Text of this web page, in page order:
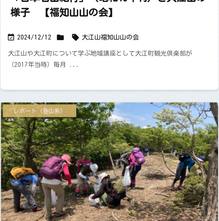
様子 【福知山山の会】
 2024/12/12   大江山福知山山の会
大江山や大江町について学ぶ地域講座として大江町観光倶楽部が
（2017年当時）毎月 ...
レポート（登山系）